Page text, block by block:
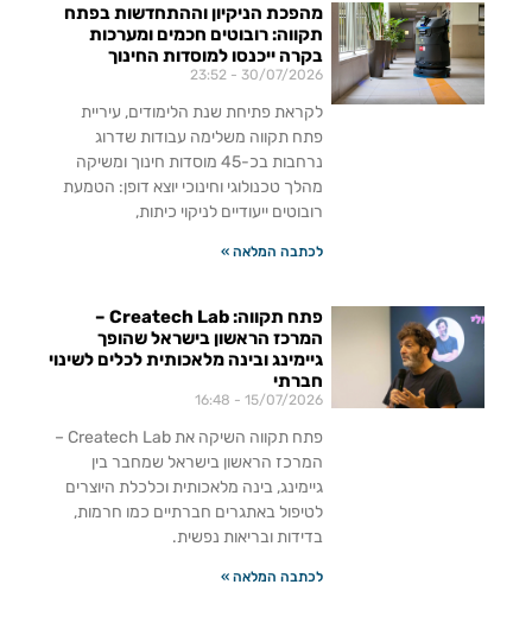
מהפכת הניקיון וההתחדשות בפתח
תקווה: רובוטים חכמים ומערכות
בקרה ייכנסו למוסדות החינוך
30/07/2026
לקראת פתיחת שנת הלימודים, עיריית
פתח תקווה משלימה עבודות שדרוג
נרחבות בכ-45 מוסדות חינוך ומשיקה
מהלך טכנולוגי וחינוכי יוצא דופן: הטמעת
רובוטים ייעודיים לניקוי כיתות,
לכתבה המלאה »
פתח תקווה: Createch Lab –
המרכז הראשון בישראל שהופך
גיימינג ובינה מלאכותית לכלים לשינוי
חברתי
15/07/2026
פתח תקווה השיקה את Createch Lab –
המרכז הראשון בישראל שמחבר בין
גיימינג, בינה מלאכותית וכלכלת היוצרים
לטיפול באתגרים חברתיים כמו חרמות,
בדידות ובריאות נפשית.
לכתבה המלאה »